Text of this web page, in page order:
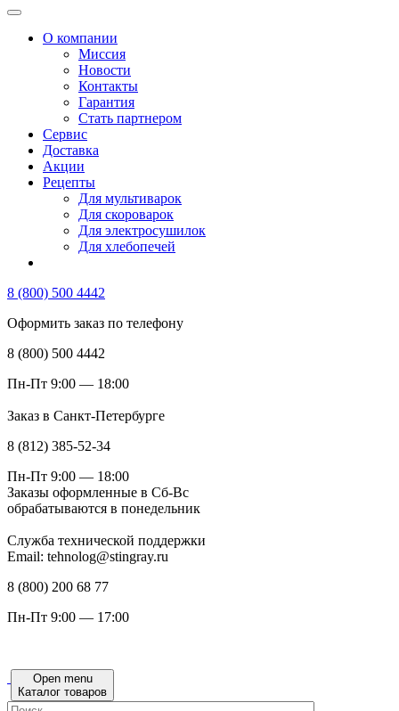
О компании
Миссия
Новости
Контакты
Гарантия
Стать партнером
Сервис
Доставка
Акции
Рецепты
Для мультиварок
Для скороварок
Для электросушилок
Для хлебопечей
8 (800) 500 4442
Оформить заказ по телефону
8 (800) 500 4442
Пн-Пт 9:00 — 18:00
Заказ в Санкт-Петербурге
8 (812) 385-52-34
Пн-Пт 9:00 — 18:00
Заказы оформленные в Сб-Вс
обрабатываются в понедельник
Служба технической поддержки
Email: tehnolog@stingray.ru
8 (800) 200 68 77
Пн-Пт 9:00 — 17:00
Open menu
Каталог товаров